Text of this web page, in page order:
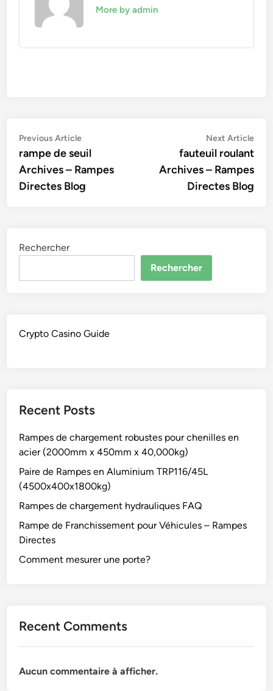
More by admin
Navigation
de
l’article
Previous ArticlePrevious
article:
rampe de seuil
Archives – Rampes
Directes Blog
Next Article
fauteuil roulant
Archives – Rampes
Directes Blog
Rechercher
Rechercher
Crypto Casino Guide
Recent Posts
Rampes de chargement robustes pour chenilles en
acier (2000mm x 450mm x 40,000kg)
Paire de Rampes en Aluminium TRP116/45L
(4500x400x1800kg)
Rampes de chargement hydrauliques FAQ
Rampe de Franchissement pour Véhicules – Rampes
Directes
Comment mesurer une porte?
Recent Comments
Aucun commentaire à afficher.